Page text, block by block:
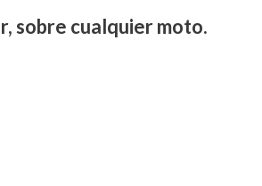
sobre cualquier moto.